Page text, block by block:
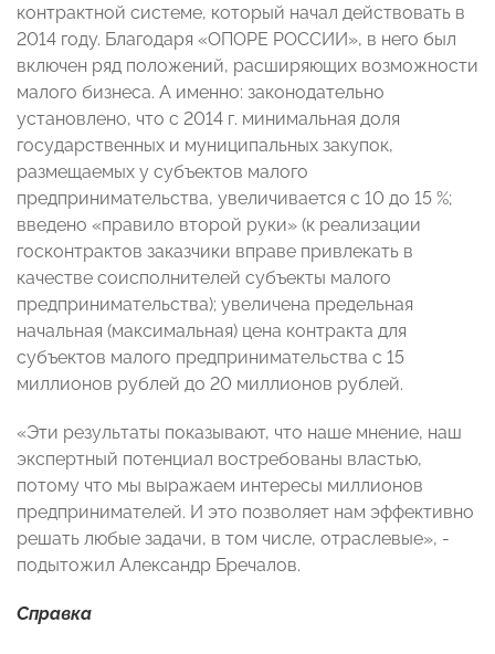
контрактной системе, который начал действовать в
2014 году. Благодаря «ОПОРЕ РОССИИ», в него был
включен ряд положений, расширяющих возможности
малого бизнеса. А именно: законодательно
установлено, что с 2014 г. минимальная доля
государственных и муниципальных закупок,
размещаемых у субъектов малого
предпринимательства, увеличивается с 10 до 15 %;
введено «правило второй руки» (к реализации
госконтрактов заказчики вправе привлекать в
качестве соисполнителей субъекты малого
предпринимательства); увеличена предельная
начальная (максимальная) цена контракта для
субъектов малого предпринимательства с 15
миллионов рублей до 20 миллионов рублей.
«Эти результаты показывают, что наше мнение, наш
экспертный потенциал востребованы властью,
потому что мы выражаем интересы миллионов
предпринимателей. И это позволяет нам эффективно
решать любые задачи, в том числе, отраслевые», -
подытожил Александр Бречалов.
Справка